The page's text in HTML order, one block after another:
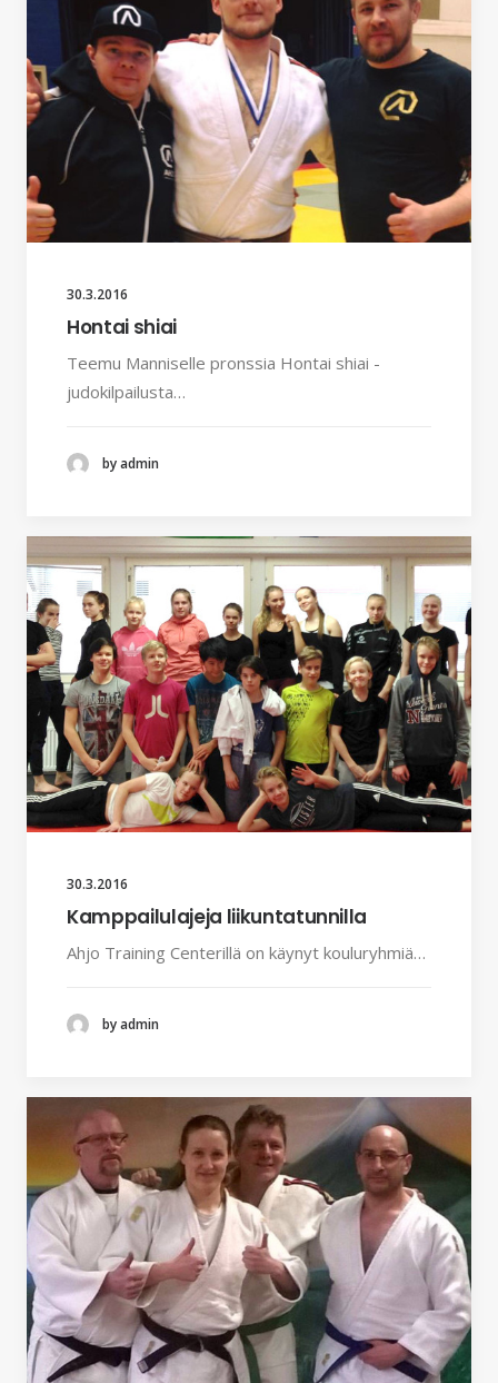
30.3.2016
Hontai shiai
Teemu Manniselle pronssia Hontai shiai -
judokilpailusta…
by admin
30.3.2016
Kamppailulajeja liikuntatunnilla
Ahjo Training Centerillä on käynyt kouluryhmiä…
by admin